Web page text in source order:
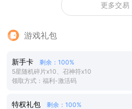
更多交易
游戏礼包
新手卡
剩余：100%
5星随机碎片x10、召神符x10
领取方式：福利-激活码
特权礼包
剩余：100%